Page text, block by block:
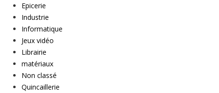
Epicerie
Industrie
Informatique
Jeux vidéo
Librairie
matériaux
Non classé
Quincaillerie